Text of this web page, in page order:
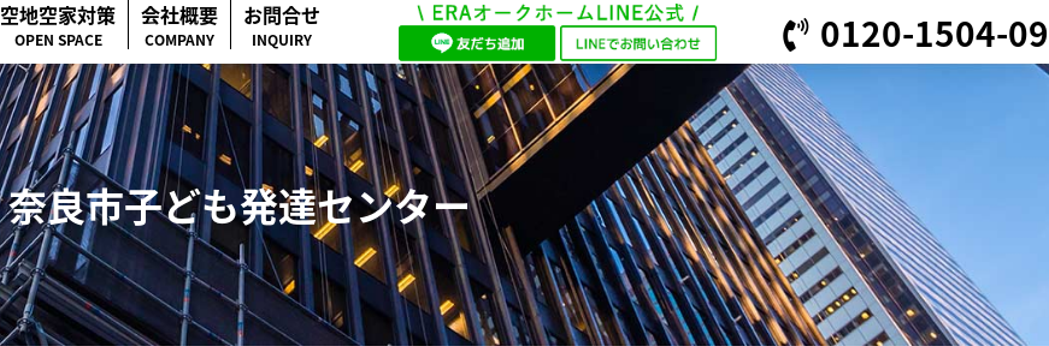
空地空家対策
OPEN SPACE
会社概要
COMPANY
お問合せ
INQUIRY 0120-1504-09
奈良市子ども発達センター